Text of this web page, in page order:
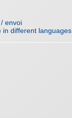
envoi
different languages